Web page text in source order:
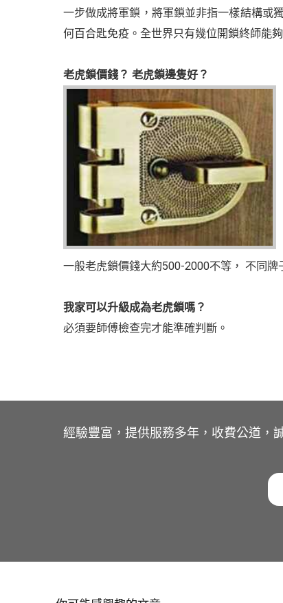
一步做成將軍鎖，將軍鎖並非指一樣結構或
何百合匙免疫。全世界只有幾位開鎖終師能
老虎鎖價錢？ 老虎鎖邊隻好？
一般老虎鎖價錢大約500-2000不等， 不同牌
我家可以升級成為老虎鎖嗎？
必須要師傅檢查完才能準確判斷。
經驗豐富，提供服務多年，收費公道，